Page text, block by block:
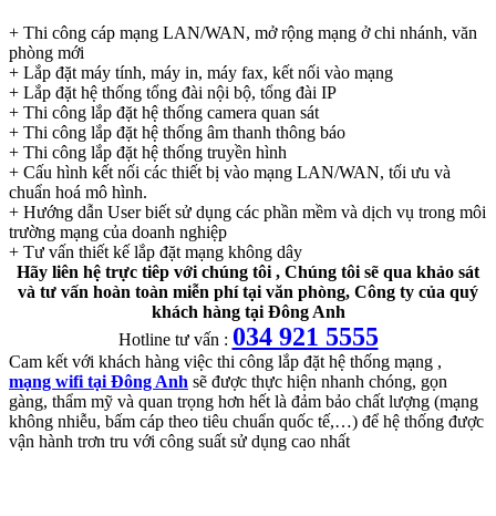
+ Thi công cáp mạng LAN/WAN, mở rộng mạng ở chi nhánh, văn
phòng mới
+ Lắp đặt máy tính, máy in, máy fax, kết nối vào mạng
+ Lắp đặt hệ thống tổng đài nội bộ, tổng đài IP
+ Thi công lắp đặt hệ thống camera quan sát
+ Thi công lắp đặt hệ thống âm thanh thông báo
+ Thi công lắp đặt hệ thống truyền hình
+ Cấu hình kết nối các thiết bị vào mạng LAN/WAN, tối ưu và
chuẩn hoá mô hình.
+ Hướng dẫn User biết sử dụng các phần mềm và dịch vụ trong môi
trường mạng của doanh nghiệp
+ Tư vấn thiết kế lắp đặt mạng không dây
Hãy liên hệ trực tiêp với chúng tôi , Chúng tôi sẽ qua khảo sát
và tư vấn hoàn toàn miễn phí tại văn phòng, Công ty của quý
khách hàng tại Đông Anh
Hotline tư vấn : 034 921 5555
Cam kết với khách hàng việc thi công lắp đặt hệ thống mạng ,
mạng wifi tại Đông Anh sẽ được thực hiện nhanh chóng, gọn
gàng, thẩm mỹ và quan trọng hơn hết là đảm bảo chất lượng (mạng
không nhiễu, bấm cáp theo tiêu chuẩn quốc tế,…) để hệ thống được
vận hành trơn tru với công suất sử dụng cao nhất